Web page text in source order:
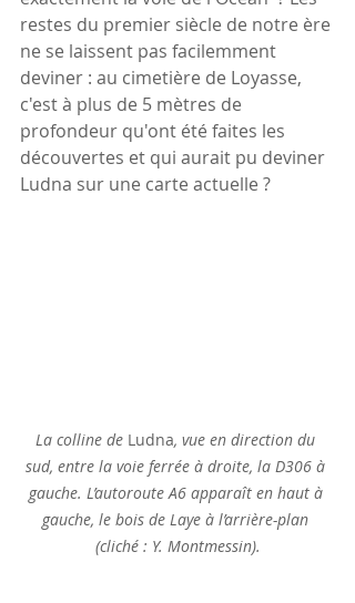
restes du premier siècle de notre ère
ne se laissent pas facilemment
deviner : au cimetière de Loyasse,
c'est à plus de 5 mètres de
profondeur qu'ont été faites les
découvertes et qui aurait pu deviner
Ludna sur une carte actuelle ?
La colline de Ludna, vue en direction du
sud, entre la voie ferrée à droite, la D306 à
gauche. L’autoroute A6 apparaît en haut à
gauche, le bois de Laye à l’arrière-plan
(cliché : Y. Montmessin).